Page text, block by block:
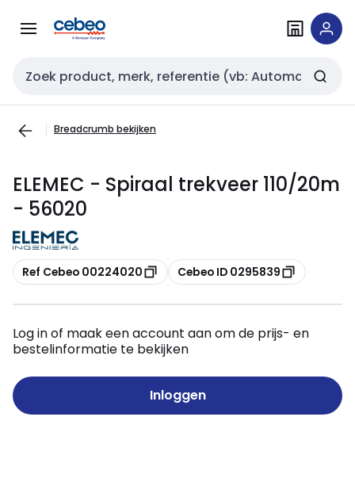
naar
naar
Zoekveld invoer
Breadcrumb bekijken
ELEMEC - Spiraal trekveer 110/20m
- 56020
Kopiëren
Ref Cebeo 00224020 Kopiëren
Cebeo ID 0295839
Log in of maak een account aan om de prijs- en
bestelinformatie te bekijken
Inloggen